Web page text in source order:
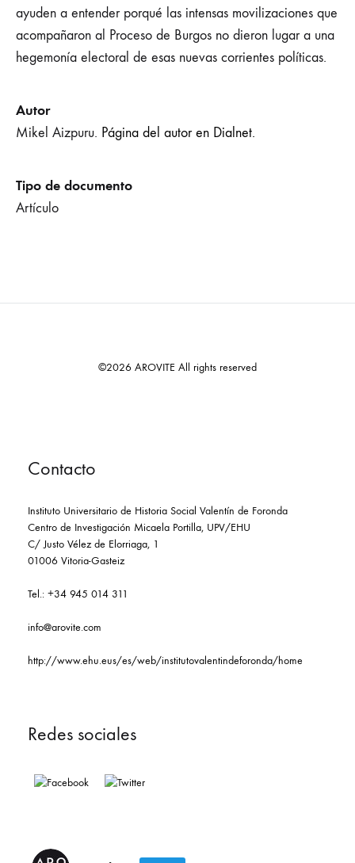
ayuden a entender porqué las intensas movilizaciones que
acompañaron al Proceso de Burgos no dieron lugar a una
hegemonía electoral de esas nuevas corrientes políticas.
Autor
Mikel Aizpuru. Página del autor en Dialnet.
Tipo de documento
Artículo
©2026 AROVITE All rights reserved
Contacto
Instituto Universitario de Historia Social Valentín de Foronda
Centro de Investigación Micaela Portilla, UPV/EHU
C/ Justo Vélez de Elorriaga, 1
01006 Vitoria-Gasteiz
Tel.: +34 945 014 311
info@arovite.com
http://www.ehu.eus/es/web/institutovalentindeforonda/home
Redes sociales